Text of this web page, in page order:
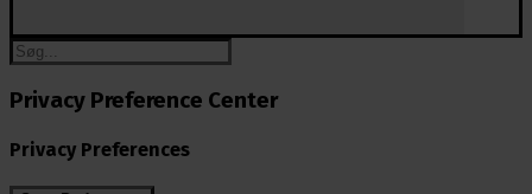
Privacy Preference Center
Privacy Preferences